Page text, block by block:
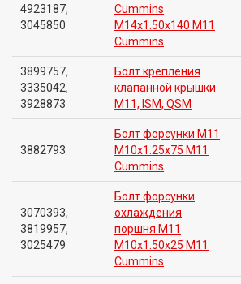
4923187,
3045850
Cummins
M14x1.50x140 M11
Cummins
3899757,
3335042,
3928873
Болт крепления
клапанной крышки
M11, ISM, QSM
3882793
Болт форсунки M11
M10x1.25x75 M11
Cummins
3070393,
3819957,
3025479
Болт форсунки
охлаждения
поршня M11
M10x1.50x25 M11
Cummins